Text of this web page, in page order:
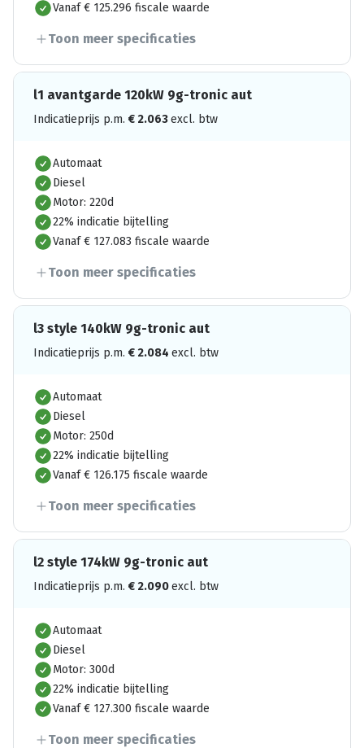
Vanaf € 125.296 fiscale waarde
Toon meer specificaties
l1 avantgarde 120kW 9g-tronic aut
Indicatieprijs p.m. € 2.063excl. btw
Automaat
Diesel
Motor: 220d
22% indicatie bijtelling
Vanaf € 127.083 fiscale waarde
Toon meer specificaties
l3 style 140kW 9g-tronic aut
Indicatieprijs p.m. € 2.084 excl. btw
Automaat
Diesel
Motor: 250d
22% indicatie bijtelling
Vanaf € 126.175 fiscale waarde
Toon meer specificaties
l2 style 174kW 9g-tronic aut
Indicatieprijs p.m. € 2.090excl. btw
Automaat
Diesel
Motor: 300d
22% indicatie bijtelling
Vanaf € 127.300 fiscale waarde
Toon meer specificaties